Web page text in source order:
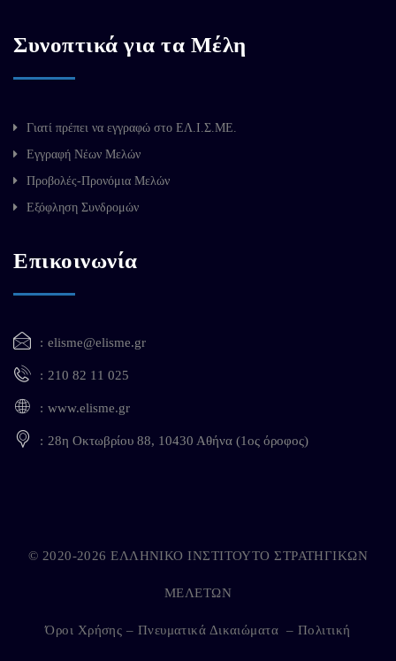
Συνοπτικά για τα Μέλη
Γιατί πρέπει να εγγραφώ στο ΕΛ.Ι.Σ.ΜΕ.
Εγγραφή Νέων Μελών
Προβολές-Προνόμια Μελών
Εξόφληση Συνδρομών
Επικοινωνία
elisme@elisme.gr
210 82 11 025
www.elisme.gr
28η Οκτωβρίου 88, 10430 Αθήνα (1ος όροφος)
© 2020-2026 ΕΛΛΗΝΙΚΟ ΙΝΣΤΙΤΟΥΤΟ ΣΤΡΑΤΗΓΙΚΩΝ
ΜΕΛΕΤΩΝ
Όροι Χρήσης – Πνευματικά Δικαιώματα – Πολιτική